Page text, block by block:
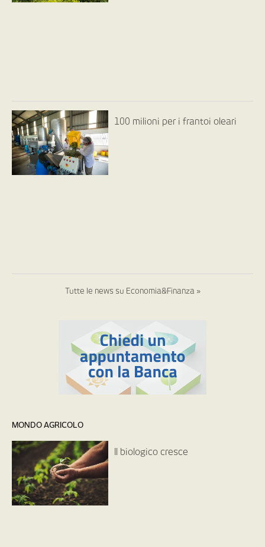
100 milioni per i frantoi oleari
Tutte le news su Economia&Finanza »
MONDO AGRICOLO
Il biologico cresce